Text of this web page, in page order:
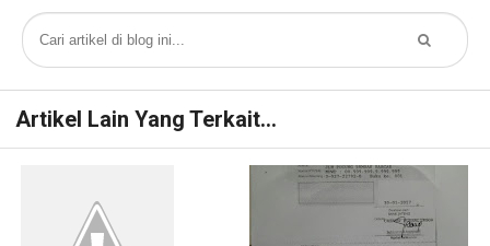
Artikel Lain Yang Terkait...